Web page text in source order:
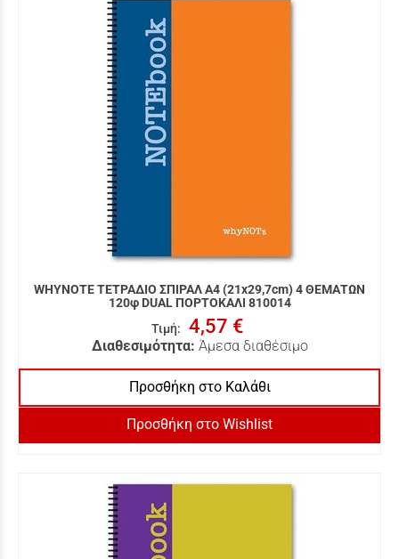
WHYNOTE ΤΕΤΡΑΔΙΟ ΣΠΙΡΑΛ Α4 (21x29,7cm) 4 ΘΕΜΑΤΩΝ
120φ DUAL ΠΟΡΤΟΚΑΛΙ 810014
Τιμή: 4,57 €
Διαθεσιμότητα: Άμεσα διαθέσιμο
Προσθήκη στο Καλάθι
Προσθήκη στο Wishlist